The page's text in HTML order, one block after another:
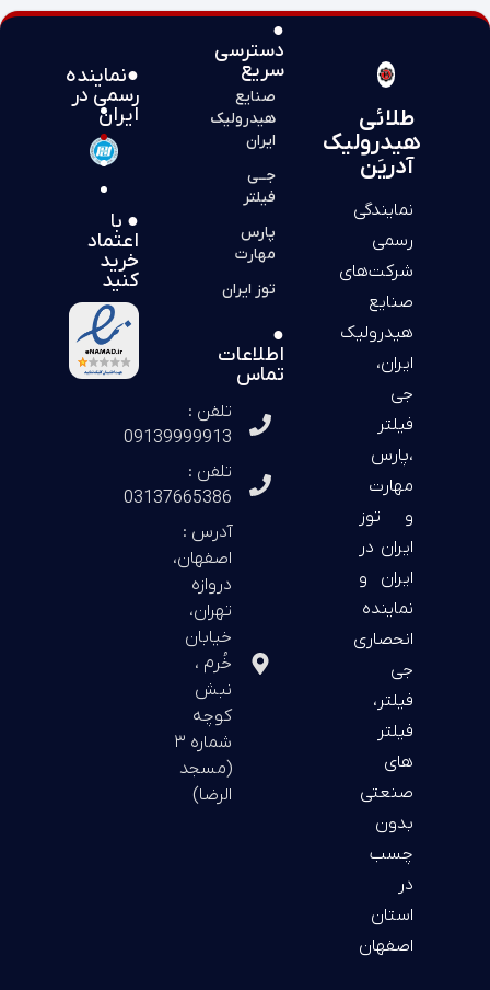
طلائی
هیدرولیک
آدریَن
نمایندگی
رسمی
شرکت‌های
صنایع
هیدرولیک
ایران،
جی
فیلتر
،پارس
مهارت
و توز
ایران در
ایران و
نماینده
انحصاری
جی
فیلتر،
فیلتر
های
صنعتی
بدون
چسب
در
استان
اصفهان
●نماینده
رسمی در
ایران
● با
اعتماد
خرید
کنید
●
دسترسی
سریع
صنایع
هیدرولیک
ایران
جــی
فیلتر
پارس
مهارت
توز ایران
●
اطلاعات
تماس
تلفن :
09139999913
تلفن :
03137665386
آدرس :
اصفهان،
دروازه
تهران،
خیابان
خُرم ،
نبش
کوچه
شماره ۳
(مسجد
الرضا)